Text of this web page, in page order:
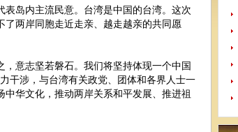
岛内主流民意。台湾是中国的台湾。这次
两岸同胞走近走亲、越走越亲的共同愿
意志坚若磐石。我们将坚持体现一个中国
干涉，与台湾有关政党、团体和各界人士一
华文化，推动两岸关系和平发展、推进祖